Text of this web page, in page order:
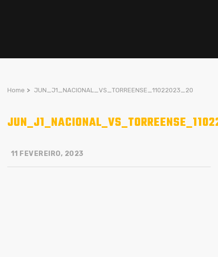
Home > JUN_J1_NACIONAL_VS_TORREENSE_11022023_20
11 FEVEREIRO, 2023